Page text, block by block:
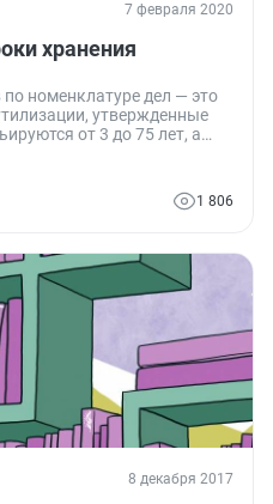
7 февраля 2020
хранения
номенклатуре дел — это
утвержденные
от 3 до 75 лет, а
1 806
8 декабря 2017